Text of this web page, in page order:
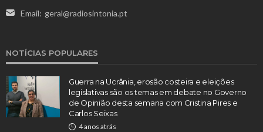
Email: geral@radiosintonia.pt
NOTÍCIAS POPULARES
Guerra na Ucrânia, erosão costeira e eleições
legislativas são os temas em debate no Governo
de Opinião desta semana com Cristina Pires e
Carlos Seixas
4 anos atrás